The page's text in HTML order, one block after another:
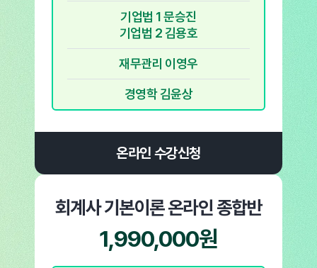
기업법 1 문승진
기업법 2 김용호
재무관리 이영우
경영학 김윤상
온라인 수강신청
회계사 기본이론온라인 종합반
1,990,000원